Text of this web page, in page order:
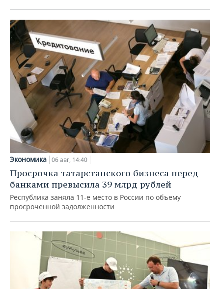
Экономика 06 авг, 14:40
Просрочка татарстанского бизнеса перед
банками превысила 39 млрд рублей
Республика заняла 11-е место в России по объему
просроченной задолженности